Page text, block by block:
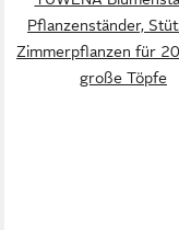
Pflanzenständer,
Zimmerpflanzen für
große Töpfe